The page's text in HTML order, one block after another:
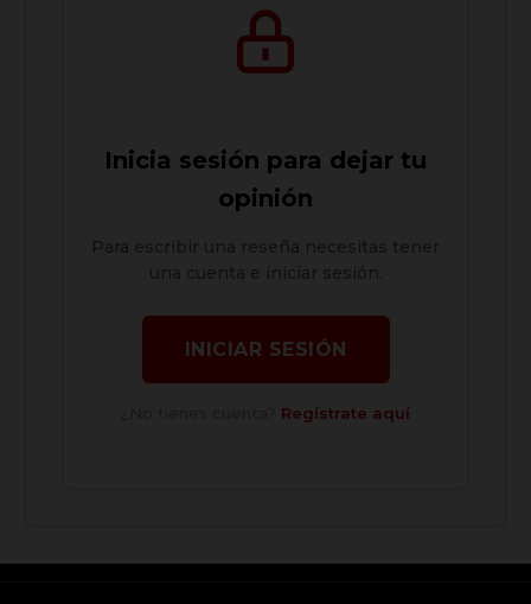
Inicia sesión para dejar tu
opinión
INICIAR SESIÓN
Regístrate aquí